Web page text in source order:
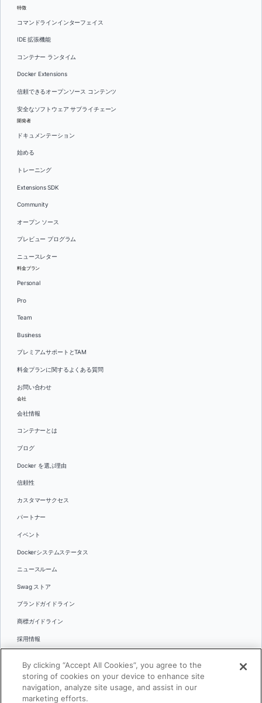
特徴
コマンドラインインターフェイス
IDE 拡張機能
コンテナー ランタイム
Docker Extensions
信頼できるオープンソース コンテンツ
安全なソフトウェア サプライチェーン
開発者
ドキュメンテーション
始める
トレーニング
Extensions SDK
Community
オープン ソース
プレビュー プログラム
ニュースレター
料金プラン
Personal
Pro
Team
Business
プレミアムサポートとTAM
料金プランに関するよくある質問
お問い合わせ
会社
会社情報
コンテナーとは
ブログ
Docker を選ぶ理由
信頼性
カスタマーサクセス
パートナー
イベント
Dockerシステムステータス
ニュースルーム
Swag ストア
ブランドガイドライン
商標ガイドライン
採用情報
言語
日本語
By clicking “Accept All Cookies”, you agree to the
storing of cookies on your device to enhance site
navigation, analyze site usage, and assist in our
marketing efforts.